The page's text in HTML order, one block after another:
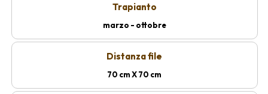
Trapianto
marzo - ottobre
Distanza file
70 cm X 70 cm